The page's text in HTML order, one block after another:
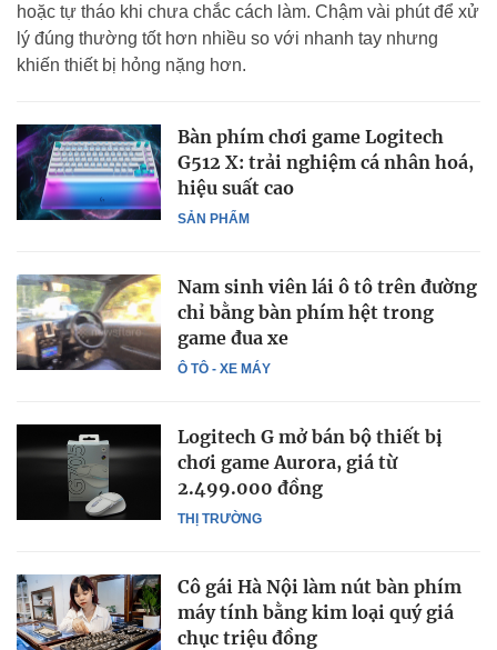
hoặc tự tháo khi chưa chắc cách làm. Chậm vài phút để xử
lý đúng thường tốt hơn nhiều so với nhanh tay nhưng
khiến thiết bị hỏng nặng hơn.
SẢN PHẨM
Bàn phím chơi game Logitech
G512 X: trải nghiệm cá nhân hoá,
hiệu suất cao
Ô TÔ - XE MÁY
Nam sinh viên lái ô tô trên đường
chỉ bằng bàn phím hệt trong
game đua xe
THỊ TRƯỜNG
Logitech G mở bán bộ thiết bị
chơi game Aurora, giá từ
2.499.000 đồng
Cô gái Hà Nội làm nút bàn phím
máy tính bằng kim loại quý giá
chục triệu đồng